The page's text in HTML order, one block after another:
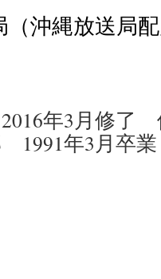
沖縄放送局
年3月修了
1991年3月卒